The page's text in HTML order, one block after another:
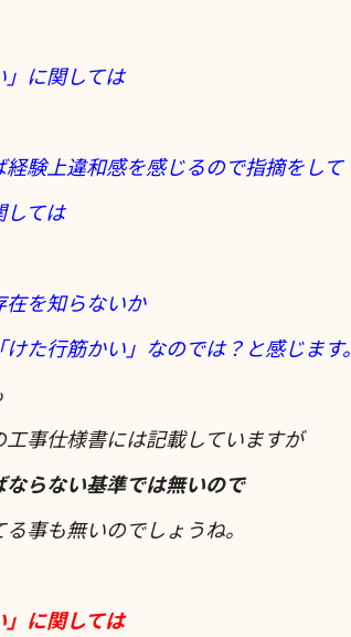
」に関しては
験上違和感を感じるので指摘をして
しては
在を知らないか
けた行筋かい」なのでは？と感じます。
工事仕様書には記載していますが
らない基準では無いので
事も無いのでしょうね。
」に関しては